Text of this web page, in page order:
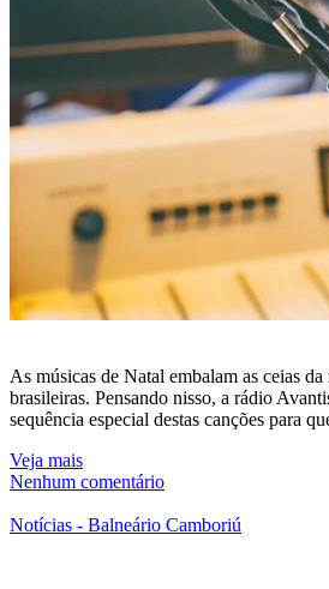
As músicas de Natal embalam as ceias
brasileiras. Pensando nisso, a rádio
sequência especial destas canções para
Veja mais
Nenhum comentário
Notícias - Balneário Camboriú